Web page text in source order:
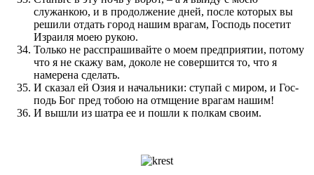
служанкою, и в про­долже­ние дней, по­сле которых вы
решили отдать город нашим врагам, Го­с­по­дь по­сетит
Израиля моею рукою.
Только не рас­спрашивайте о моем пред­приятии, по­тому
что я не скажу вам, доколе не совершит­ся то, что я
намерена сделать.
И сказал ей Озия и начальники: ступай с миром, и Го­с­
по­дь Бог пред тобою на отмще­ние врагам нашим!
И вышли из шатра ее и по­шли к по­лкам сво­им.